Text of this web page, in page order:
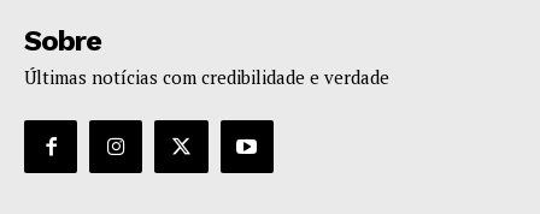
Sobre
Últimas notícias com credibilidade e verdade